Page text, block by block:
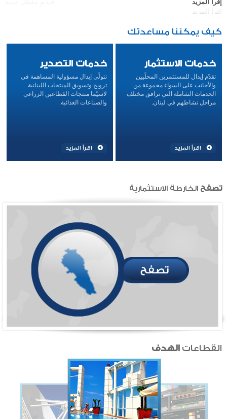
إقرأ المزيد
إقرأ المزيد
كيف يمكننا مساعدتك
خدمات الاستثمار
تقدّم إيدال
للمستثمرين المحلّيين
والأجانب على السواء مجموعة من
الخدمات الشاملة التي ترافق مختلف
مراحل نشاطهم في لبنان.
خدمات التصدير
تتولّى إيدال مسؤولية المساهمة في
ترويج وتسويق المنتجات اللبنانية
لاسيّما منتجات القطاعين الزراعي
والصناعات الغذائية.